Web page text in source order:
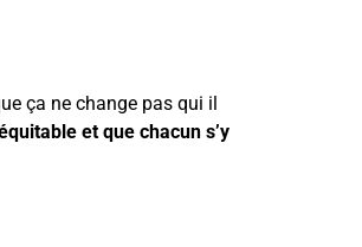
ça ne change pas qui il
et que chacun s’y